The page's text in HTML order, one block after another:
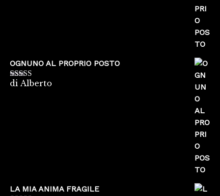
OGNUNO AL PROPRIO POSTO
Valutato5su
di Alberto
LA MIA ANIMA FRAGILE